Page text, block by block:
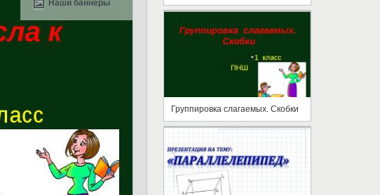
Наши баннеры
Группировка слагаемых. Скобки